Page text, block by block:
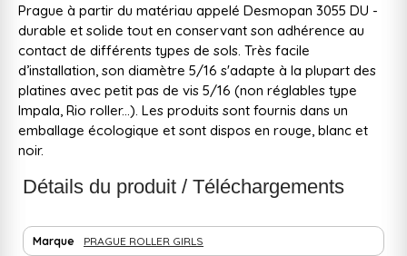
Prague à partir du matériau appelé Desmopan 3055 DU -
durable et solide tout en conservant son adhérence au
contact de différents types de sols. Très facile
d’installation, son diamètre 5/16 s'adapte à la plupart des
platines avec petit pas de vis 5/16 (non réglables type
Impala, Rio roller...). Les produits sont fournis dans un
emballage écologique et sont dispos en rouge, blanc et
noir.
Détails du produit / Téléchargements
Marque PRAGUE ROLLER GIRLS